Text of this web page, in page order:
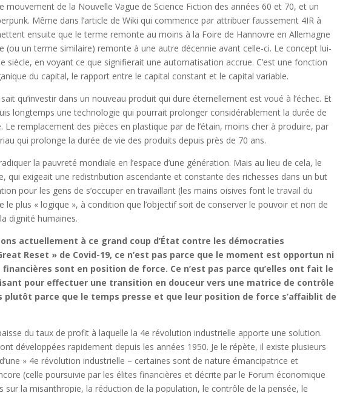
mouvement de la Nouvelle Vague de Science Fiction des années 60 et 70, et un
Même dans l’article de Wiki qui commence par attribuer faussement 4IR à
ensuite que le terme remonte au moins à la Foire de Hannovre en Allemagne
(ou un terme similaire) remonte à une autre décennie avant celle-ci. Le concept lui-
siècle, en voyant ce que signifierait une automatisation accrue. C’est une fonction
du capital, le rapport entre le capital constant et le capital variable.
qu’investir dans un nouveau produit qui dure éternellement est voué à l’échec. Et
longtemps une technologie qui pourrait prolonger considérablement la durée de
Le remplacement des pièces en plastique par de l’étain, moins cher à produire, par
qui prolonge la durée de vie des produits depuis près de 70 ans.
la pauvreté mondiale en l’espace d’une génération. Mais au lieu de cela, le
qui exigeait une redistribution ascendante et constante des richesses dans un but
pour les gens de s’occuper en travaillant (les mains oisives font le travail du
le plus « logique », à condition que l’objectif soit de conserver le pouvoir et non de
dignité humaines.
actuellement à ce grand coup d’État contre les démocraties
Reset » de Covid-19, ce n’est pas parce que le moment est opportun ni
sont en position de force. Ce n’est pas parce qu’elles ont fait le
pour effectuer une transition en douceur vers une matrice de contrôle
plutôt parce que le temps presse et que leur position de force s’affaiblit de
du taux de profit à laquelle la 4e révolution industrielle apporte une solution.
développées rapidement depuis les années 1950. Je le répète, il existe plusieurs
» 4e révolution industrielle – certaines sont de nature émancipatrice et
(celle poursuivie par les élites financières et décrite par le Forum économique
sur la misanthropie, la réduction de la population, le contrôle de la pensée, le